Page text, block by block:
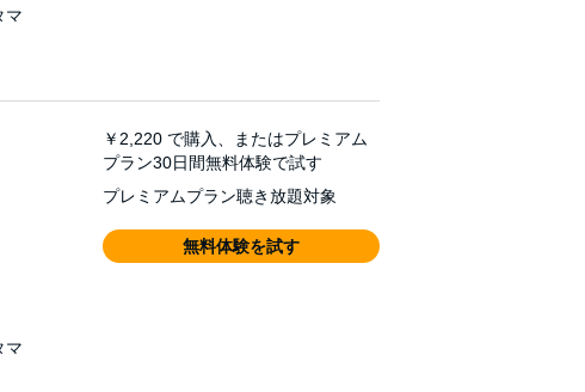
マ
マ
￥2,220 で購入、またはプレミアム
プラン30日間無料体験で試す
プレミアムプラン聴き放題対象
無料体験を試す